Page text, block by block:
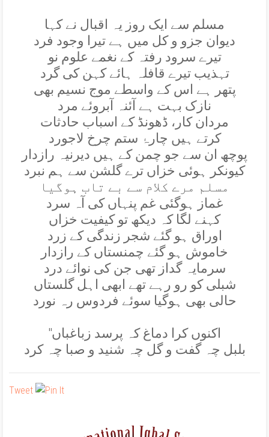
مسلم سے ايک روز يہ اقبال نے کہا
ديوان جزو و کل ميں ہے تيرا وجود فرد
تيرے سرود رفتہ کے نغمے علوم نو
تہذيب تيرے قافلہ ہائے کہن کی گرد
پتھر ہے اس کے واسطے موج نسيم بھی
نازک بہت ہے آئنہ آبروئے مرد
مردان کار، ڈھونڈ کے اسباب حادثات
کرتے ہيں چارۂ ستم چرخ لاجورد
پوچھ ان سے جو چمن کے ہيں ديرنيہ رازدار
کيونکر ہوئی خزاں ترے گلشن سے ہم نبرد
مسلم مرے کلام سے بے تاب ہوگيا
غماز ہوگئی غم پنہاں کی آہ سرد
کہنے لگا کہ ديکھ تو کيفيت خزاں
اوراق ہو گئے شجر زندگی کے زرد
خاموش ہو گئے چمنستاں کے رازدار
سرمايہ گداز تھی جن کی نوائے درد
شبلی کو رو رہے تھے ابھی اہل گلستاں
حالی بھی ہوگيا سوئے فردوس رہ نورد
''اکنوں کرا دماغ کہ پرسد زباغباں
بلبل چہ گفت و گل چہ شنيد و صبا چہ کرد
Tweet